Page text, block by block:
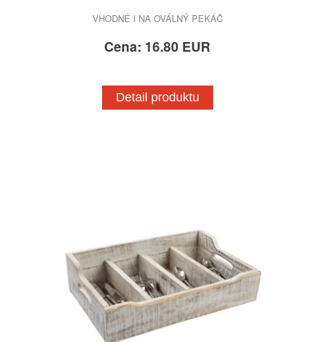
VHODNÉ I NA OVÁLNÝ PEKÁČ
Cena: 16.80 EUR
Detail produktu